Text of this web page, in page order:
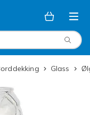
Borddekking Glass